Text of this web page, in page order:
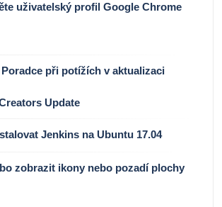
uživatelský profil Google Chrome
Poradce při potížích v aktualizaci
Update
Jenkins na Ubuntu 17.04
zobrazit ikony nebo pozadí plochy